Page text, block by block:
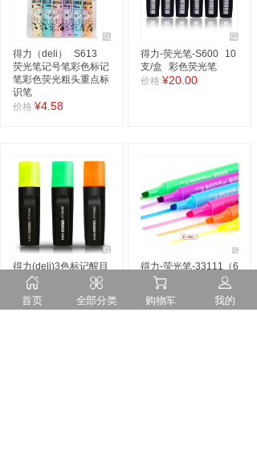
得力（deli）
S613
荧光笔记号笔彩色标记
笔彩色荧光粗头重点标
识笔
价格:¥4.58
得力-荧光笔-S600
10
支/盒
彩色荧光笔
价格:¥20.00
得力(deli)3色标记醒目
荧光笔
水性记号笔
(橙+绿+黄)3支/卡
33208
得力-荧光笔-33111（6
支/盒）
价格:¥10.00
首页 全部分类 购物车 我的